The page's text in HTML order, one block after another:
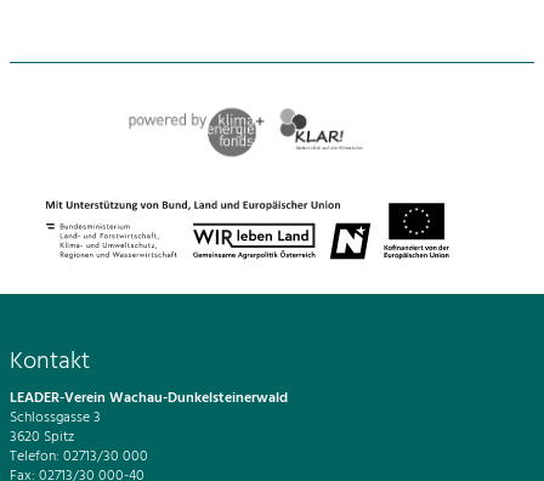
Kontakt
LEADER-Verein Wachau-Dunkelsteinerwald
Schlossgasse 3
3620 Spitz
Telefon: 02713/30 000